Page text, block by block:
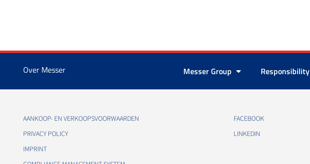
Over Messer Messer Group Responsibility
AANKOOP- EN VERKOOPSVOORWAARDEN
PRIVACY POLICY
IMPRINT
FACEBOOK
LINKEDIN